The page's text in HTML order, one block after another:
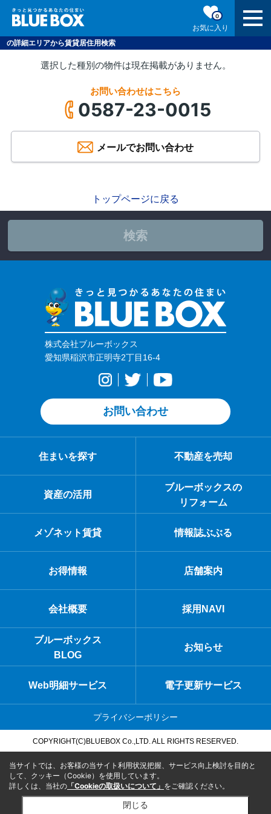
お気に入り
0
の詳細エリアから賃貸居住用検索
選択した種別の物件は現在掲載がありません。
お問い合わせはこちら
0587-23-0015
メールでお問い合わせ
トップページに戻る
検索
株式会社ブルーボックス
愛知県稲沢市正明寺2丁目16-4
お問い合わせ
住まいを探す 不動産を売却
資産の活用
ブルーボックスの
リフォーム
メゾネット賃貸 情報誌ぶぶる
お得情報 店舗案内
会社概要 採用NAVI
ブルーボックス
BLOG
お知らせ
Web明細サービス 電子更新サービス
プライバシーポリシー
COPYRIGHT(C)BLUEBOX Co.,LTD. ALL RIGHTS RESERVED.
当サイトでは、お客様の当サイト利用状況把握、サービス向上検討を目的と
して、クッキー（Cookie）を使用しています。
詳しくは、当社の 「Cookieの取扱いについて」 をご確認ください。
閉じる